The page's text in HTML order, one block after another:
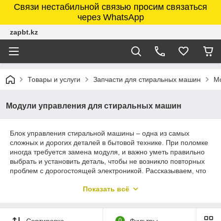
Связи нестабильной связью просим связаться
через WhatsApp
zapbt.kz
Товары и услуги Запчасти для стиральных машин
Модули управления для стиральных машин
Блок управления стиральной машины – одна из самых
сложных и дорогих деталей в бытовой технике. При поломке
иногда требуется замена модуля, и важно уметь правильно
выбрать и установить деталь, чтобы не возникло повторных
проблем с дорогостоящей электроникой. Рассказываем, что
Электронный модуль, блок управления или «мозг» техники –
Показать всё